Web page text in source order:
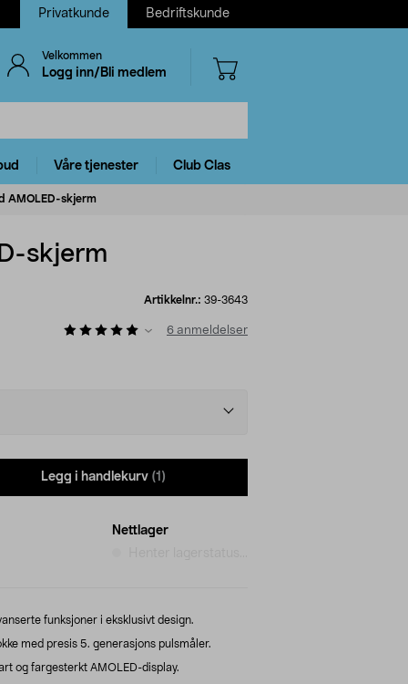
Privatkunde Bedriftskunde
Velkommen
Logg inn/Bli medlem
Våre tjenester Club Clas
AMOLED-skjerm
skjerm
Artikkelnr.: 39-3643
6 anmeldelser
Legg i handlekurv (1)
Nettlager
funksjoner i eksklusivt design.
med presis 5. generasjons pulsmåler.
og fargesterkt AMOLED-display.